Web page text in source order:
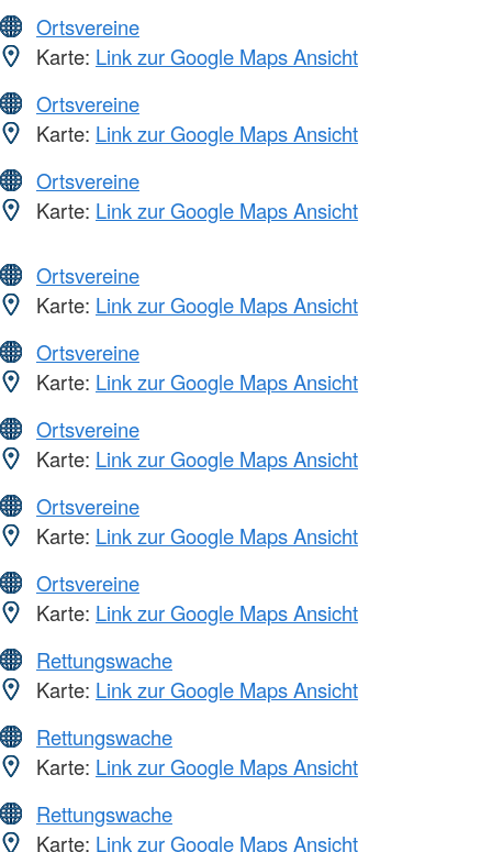
Ortsvereine
Karte: Link zur Google Maps Ansicht
Ortsvereine
Karte: Link zur Google Maps Ansicht
Ortsvereine
Karte: Link zur Google Maps Ansicht
Ortsvereine
Karte: Link zur Google Maps Ansicht
Ortsvereine
Karte: Link zur Google Maps Ansicht
Ortsvereine
Karte: Link zur Google Maps Ansicht
Ortsvereine
Karte: Link zur Google Maps Ansicht
Ortsvereine
Karte: Link zur Google Maps Ansicht
Rettungswache
Karte: Link zur Google Maps Ansicht
Rettungswache
Karte: Link zur Google Maps Ansicht
Rettungswache
Karte: Link zur Google Maps Ansicht